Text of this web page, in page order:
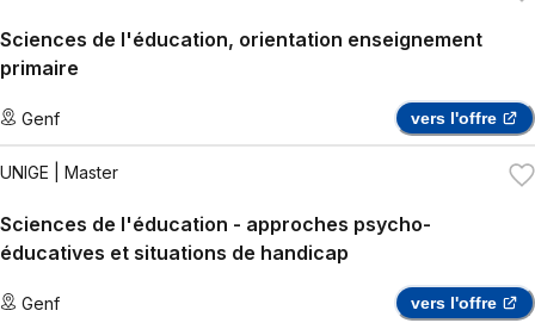
Sciences de l'éducation, orientation enseignement
primaire
Genf vers l'offre
UNIGE | Master
Sciences de l'éducation - approches psycho-
éducatives et situations de handicap
Genf vers l'offre